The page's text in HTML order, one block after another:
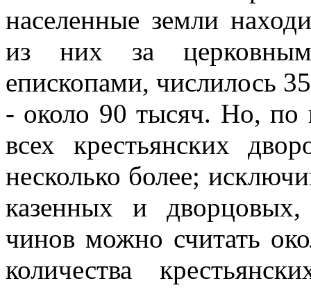
населенные земли
из них за
епископами, числилось
- около 90 тысяч. Но, по
всех крестьянских
несколько более;
казенных и
чинов можно считать
количества